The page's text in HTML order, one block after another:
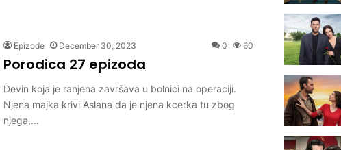
Epizode December 30, 2023 0 60
Porodica 27 epizoda
Devin koja je ranjena završava u bolnici na operaciji.
Njena majka krivi Aslana da je njena kcerka tu zbog
njega,…